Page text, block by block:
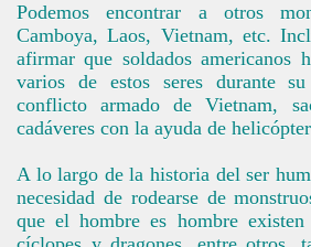
Podemos encontrar a otros
Camboya, Laos, Vietnam, etc.
afirmar que soldados americanos
varios de estos seres durante
conflicto armado de Vietnam,
cadáveres con la ayuda de
A lo largo de la historia del ser
necesidad de rodearse de
que el hombre es hombre existen